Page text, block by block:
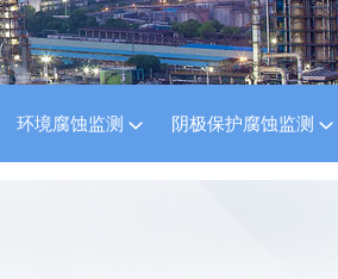
环境腐蚀监测 阴极保护腐蚀监测